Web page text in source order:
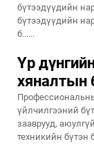
бүтээдүүдийн
бүтээдүүдийн
б......
Үр
үйлчилгээний
зааврууд,
техникийн бүтэн